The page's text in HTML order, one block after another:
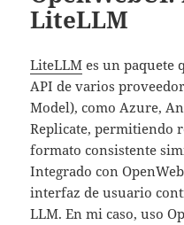
LiteLLM
LiteLLM es un paquete
API de varios
Model), como Azure,
Replicate, permitiendo
formato consistente
Integrado con
interfaz de usuario
LLM. En mi caso, uso